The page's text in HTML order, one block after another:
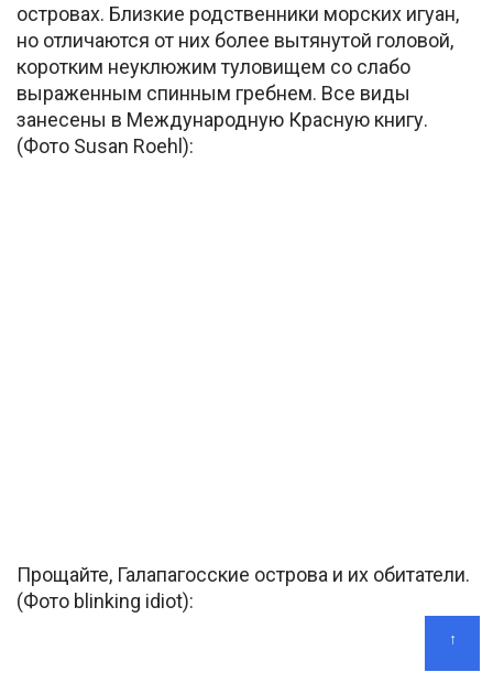
островах. Близкие родственники морских игуан,
но отличаются от них более вытянутой головой,
коротким неуклюжим туловищем со слабо
выраженным спинным гребнем. Все виды
занесены в Международную Красную книгу.
(Фото Susan Roehl):
Прощайте, Галапагосские острова и их обитатели.
(Фото blinking idiot):
↑